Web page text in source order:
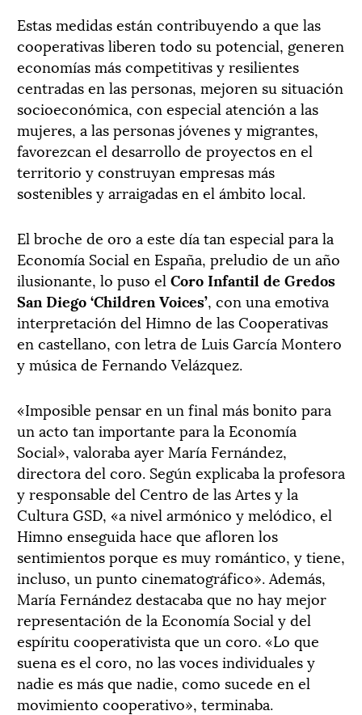
Estas medidas están contribuyendo a que las
cooperativas liberen todo su potencial, generen
economías más competitivas y resilientes
centradas en las personas, mejoren su situación
socioeconómica, con especial atención a las
mujeres, a las personas jóvenes y migrantes,
favorezcan el desarrollo de proyectos en el
territorio y construyan empresas más
sostenibles y arraigadas en el ámbito local.
El broche de oro a este día tan especial para la
Economía Social en España, preludio de un año
ilusionante, lo puso el Coro Infantil de Gredos
San Diego ‘Children Voices’, con una emotiva
interpretación del Himno de las Cooperativas
en castellano, con letra de Luis García Montero
y música de Fernando Velázquez.
«Imposible pensar en un final más bonito para
un acto tan importante para la Economía
Social», valoraba ayer María Fernández,
directora del coro. Según explicaba la profesora
y responsable del Centro de las Artes y la
Cultura GSD, «a nivel armónico y melódico, el
Himno enseguida hace que afloren los
sentimientos porque es muy romántico, y tiene,
incluso, un punto cinematográfico». Además,
María Fernández destacaba que no hay mejor
representación de la Economía Social y del
espíritu cooperativista que un coro. «Lo que
suena es el coro, no las voces individuales y
nadie es más que nadie, como sucede en el
movimiento cooperativo», terminaba.